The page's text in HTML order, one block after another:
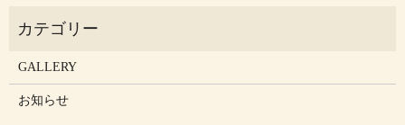
GALLERY
お知らせ